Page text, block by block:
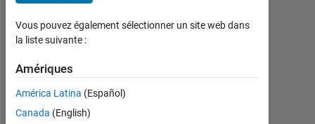
Actif
depuis
0
Vous pouvez également sélectionner un site web dans
la liste suivante :
Amériques
América Latina (Español)
Canada (English)